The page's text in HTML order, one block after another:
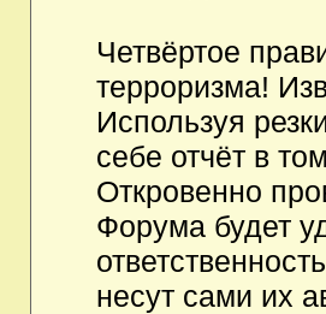
Четвёртое
терроризма!
Используя
себе отчёт в
Откровенно
Форума будет
несут сами их